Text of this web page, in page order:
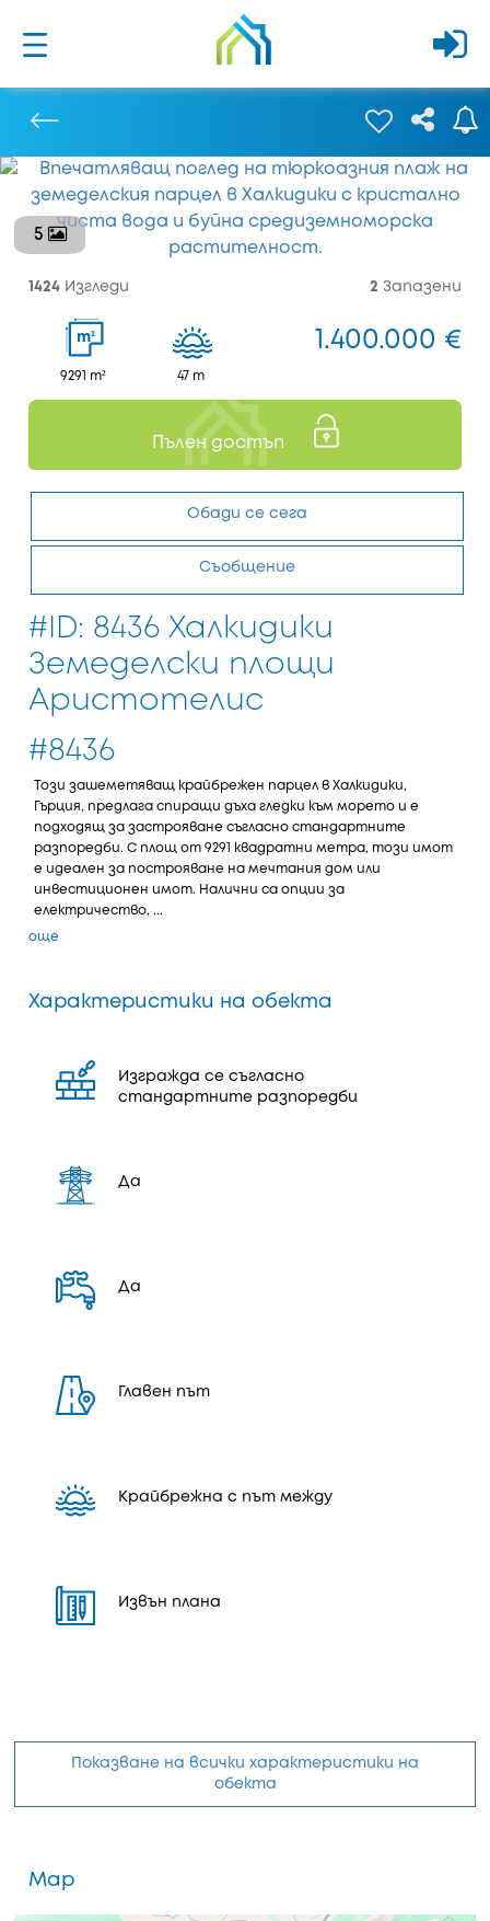
5
1424 Изгледи 2 Запазени
m2
9291 m² 47 m
1.400.000 €
Пълен достъп
Обади се сега
Съобщение
#ID: 8436 Халкидики
Земеделски площи
Аристотелис
#8436
Този зашеметяващ крайбрежен парцел в Халкидики,
Гърция, предлага спиращи дъха гледки към морето и е
подходящ за застрояване съгласно стандартните
разпоредби. С площ от 9291 квадратни метра, този имот
е идеален за построяване на мечтания дом или
инвестиционен имот. Налични са опции за
електричество, ...
още
Характеристики на обекта
Изгражда се съгласно
стандартните разпоредби
Да
Да
Главен път
Крайбрежна с път между
Извън плана
Показване на всички характеристики на
обекта
Map